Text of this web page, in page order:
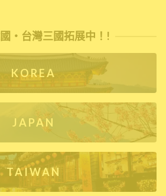
・台灣三國拓展中！!
KOREA
JAPAN
TAIWAN